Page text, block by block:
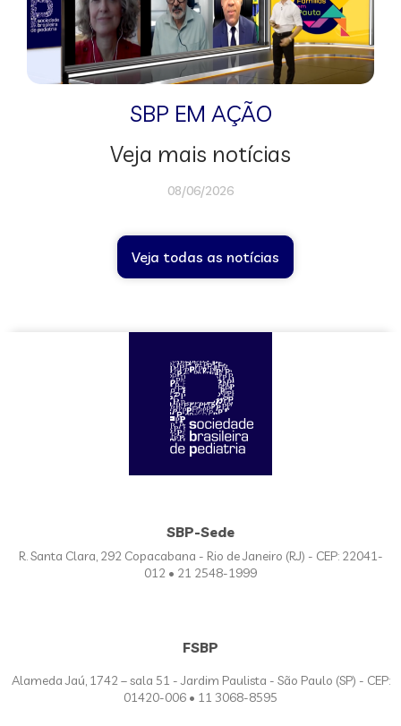
SBP EM AÇÃO
Veja mais notícias
08/06/2026
Veja todas as notícias
SBP-Sede
R. Santa Clara, 292 Copacabana - Rio de Janeiro (RJ) - CEP: 22041-
012 • 21 2548-1999
FSBP
Alameda Jaú, 1742 – sala 51 - Jardim Paulista - São Paulo (SP) - CEP:
01420-006 • 11 3068-8595